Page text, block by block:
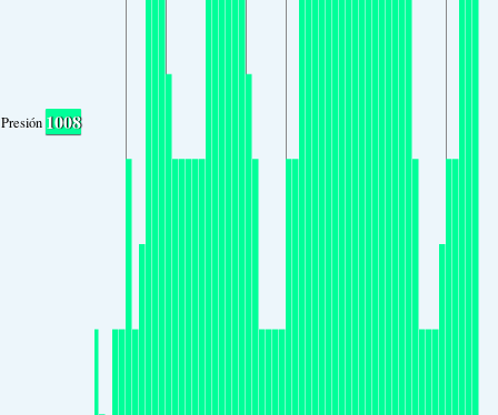
Presión atmosférica
1008